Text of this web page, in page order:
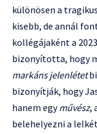
különösen a
kisebb, de annál
kollégájaként a
bizonyította, hogy
markáns jelenlétet
bizonyítják, hogy
hanem egyművész,
belehelyezni a